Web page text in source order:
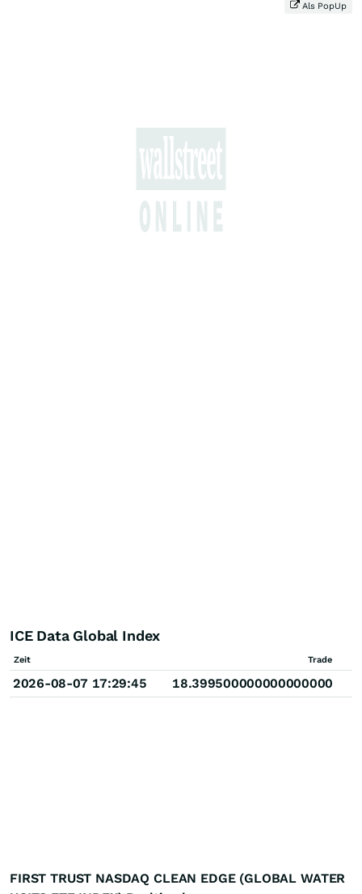
Als PopUp
ICE Data Global Index
Zeit Trade
2026-08-07 17:29:45 18.399500000000000000
FIRST TRUST NASDAQ CLEAN EDGE (GLOBAL WATER